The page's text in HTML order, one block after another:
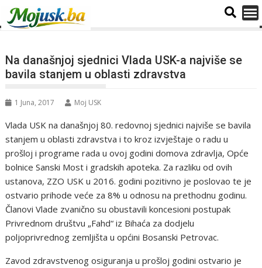
Na današnjoj sjednici Vlada USK-a najviše se
bavila stanjem u oblasti zdravstva
1 Juna, 2017 Moj USK
Vlada USK na današnjoj 80. redovnoj sjednici najviše se bavila
stanjem u oblasti zdravstva i to kroz izvještaje o radu u
prošloj i programe rada u ovoj godini domova zdravlja, Opće
bolnice Sanski Most i gradskih apoteka. Za razliku od ovih
ustanova, ZZO USK u 2016. godini pozitivno je poslovao te je
ostvario prihode veće za 8% u odnosu na prethodnu godinu.
Članovi Vlade zvanično su obustavili koncesioni postupak
Privrednom društvu „Fahd“ iz Bihaća za dodjelu
poljoprivrednog zemljišta u općini Bosanski Petrovac.
Zavod zdravstvenog osiguranja u prošloj godini ostvario je